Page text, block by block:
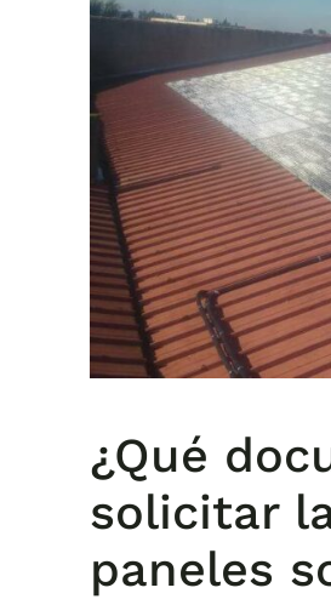
¿Qué
solicitar
paneles